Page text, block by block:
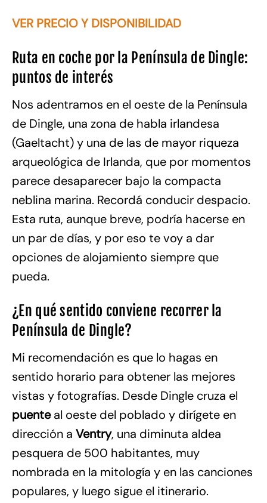
VER PRECIO Y DISPONIBILIDAD
Ruta en coche por la Península de Dingle:
puntos de interés
Nos adentramos en el oeste de la Península
de Dingle, una zona de habla irlandesa
(Gaeltacht) y una de las de mayor riqueza
arqueológica de Irlanda, que por momentos
parece desaparecer bajo la compacta
neblina marina. Recordá conducir despacio.
Esta ruta, aunque breve, podría hacerse en
un par de días, y por eso te voy a dar
opciones de alojamiento siempre que
pueda.
¿En qué sentido conviene recorrer la
Península de Dingle?
Mi recomendación es que lo hagas en
sentido horario para obtener las mejores
vistas y fotografías. Desde Dingle cruza el
puenteal oeste del poblado y dirígete en
dirección a Ventry, una diminuta aldea
pesquera de 500 habitantes, muy
nombrada en la mitología y en las canciones
populares, y luego sigue el itinerario.